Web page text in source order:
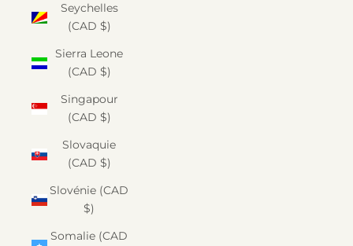
Seychelles
(CAD $)
Sierra Leone
(CAD $)
Singapour
(CAD $)
Slovaquie
(CAD $)
Slovénie (CAD
$)
Somalie (CAD